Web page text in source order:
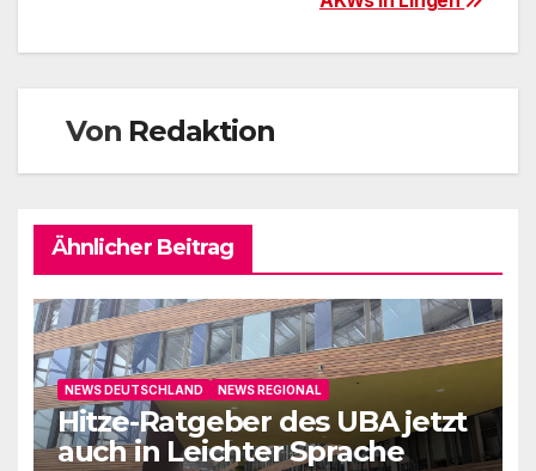
Von Redaktion
Ähnlicher Beitrag
NEWS DEUTSCHLAND NEWS REGIONAL
Hitze-Ratgeber des UBA jetzt
auch in Leichter Sprache